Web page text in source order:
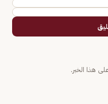
هذا الخبر.